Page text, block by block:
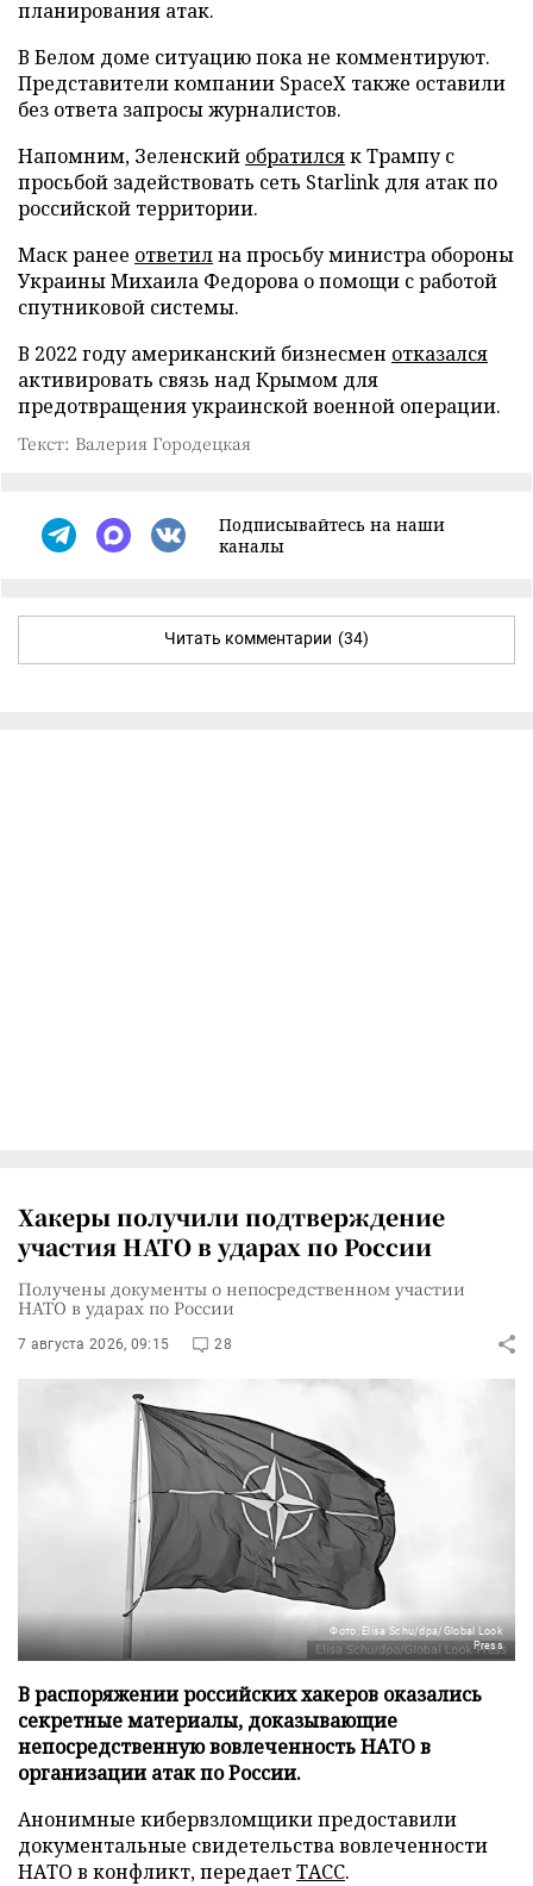
планирования атак.
В Белом доме ситуацию пока не комментируют.
Представители компании SpaceX также оставили
без ответа запросы журналистов.
Напомним, Зеленский обратилсяк Трампу с
просьбой задействовать сеть Starlink для атак по
российской территории.
Маск ранее ответилна просьбу министра обороны
Украины Михаила Федорова о помощи с работой
спутниковой системы.
В 2022 году американский бизнесмен отказался
активировать связь над Крымом для
предотвращения украинской военной операции.
Текст: Валерия Городецкая
Подписывайтесь на наши
каналы
Читать комментарии (34)
Хакеры получили подтверждение
участия НАТО в ударах по России
Получены документы о непосредственном участии
НАТО в ударах по России
7 августа 2026, 09:15 28
Фото: Elisa Schu/dpa/Global Look
Press
В распоряжении российских хакеров оказались
секретные материалы, доказывающие
непосредственную вовлеченность НАТО в
организации атак по России.
Анонимные кибервзломщики предоставили
документальные свидетельства вовлеченности
НАТО в конфликт, передаетТАСС.